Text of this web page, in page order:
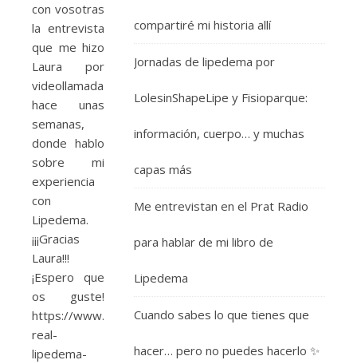
con vosotras
la entrevista
que me hizo
Laura por
videollamada
hace unas
semanas,
donde hablo
sobre mi
experiencia
con
Lipedema.
¡¡¡Gracias
Laura!!!
¡Espero que
os guste!
https://www.esteticainfo.com/caso-
real-
lipedema-
compartiré mi historia allí
Jornadas de lipedema por
LolesinShapeLipe y Fisioparque:
información, cuerpo… y muchas
capas más
Me entrevistan en el Prat Radio
para hablar de mi libro de
Lipedema
Cuando sabes lo que tienes que
hacer… pero no puedes hacerlo ✨